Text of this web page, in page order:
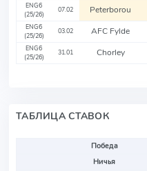
ENG6
(25/26)
07.02 Peterborou
ENG6
(25/26)
03.02 AFC Fylde
ENG6
(25/26)
31.01 Chorley
ТАБЛИЦА СТАВОК
Победа
Ничья